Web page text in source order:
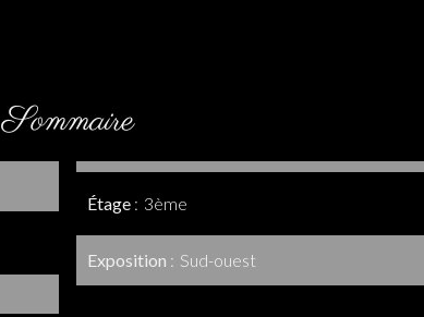
Sommaire
Étage 3ème
Exposition Sud-ouest